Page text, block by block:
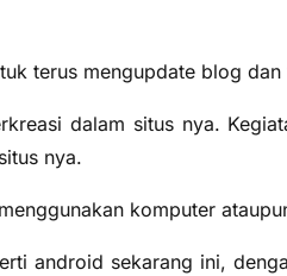
terus mengupdate blog
dalam situs nya.
nya.
komputer
android sekarang ini,